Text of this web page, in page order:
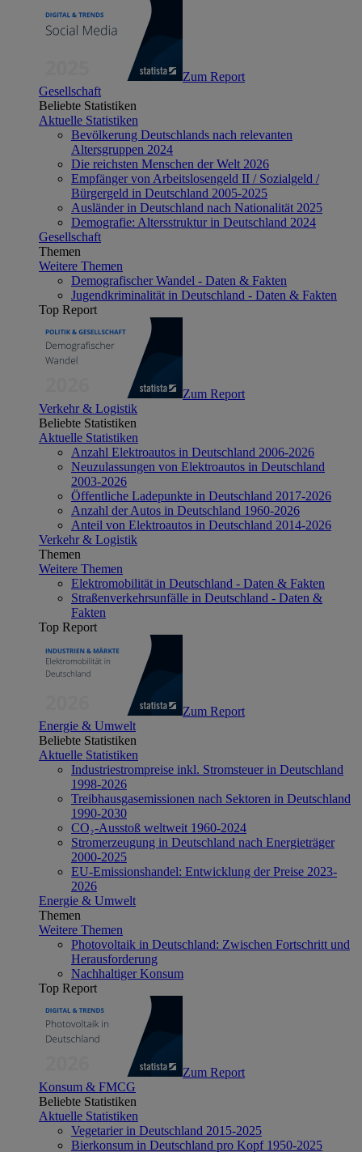
Zum Report
Gesellschaft
Beliebte Statistiken
Aktuelle Statistiken
Bevölkerung Deutschlands nach relevanten
Altersgruppen 2024
Die reichsten Menschen der Welt 2026
Empfänger von Arbeitslosengeld II / Sozialgeld /
Bürgergeld in Deutschland 2005-2025
Ausländer in Deutschland nach Nationalität 2025
Demografie: Altersstruktur in Deutschland 2024
Gesellschaft
Themen
Weitere Themen
Demografischer Wandel - Daten & Fakten
Jugendkriminalität in Deutschland - Daten & Fakten
Top Report
Zum Report
Verkehr & Logistik
Beliebte Statistiken
Aktuelle Statistiken
Anzahl Elektroautos in Deutschland 2006-2026
Neuzulassungen von Elektroautos in Deutschland
2003-2026
Öffentliche Ladepunkte in Deutschland 2017-2026
Anzahl der Autos in Deutschland 1960-2026
Anteil von Elektroautos in Deutschland 2014-2026
Verkehr & Logistik
Themen
Weitere Themen
Elektromobilität in Deutschland - Daten & Fakten
Straßenverkehrsunfälle in Deutschland - Daten &
Fakten
Top Report
Zum Report
Energie & Umwelt
Beliebte Statistiken
Aktuelle Statistiken
Industriestrompreise inkl. Stromsteuer in Deutschland
1998-2026
Treibhausgasemissionen nach Sektoren in Deutschland
1990-2030
CO₂-Ausstoß weltweit 1960-2024
Stromerzeugung in Deutschland nach Energieträger
2000-2025
EU-Emissionshandel: Entwicklung der Preise 2023-
2026
Energie & Umwelt
Themen
Weitere Themen
Photovoltaik in Deutschland: Zwischen Fortschritt und
Herausforderung
Nachhaltiger Konsum
Top Report
Zum Report
Konsum & FMCG
Beliebte Statistiken
Aktuelle Statistiken
Vegetarier in Deutschland 2015-2025
Bierkonsum in Deutschland pro Kopf 1950-2025